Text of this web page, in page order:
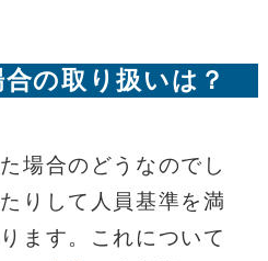
の取り扱いは？
場合のどうなのでし
りして人員基準を満
ます。これについて